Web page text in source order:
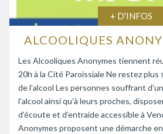
+ D'INFOS
Les Alcooliques Anonymes tiennent
20h à la Cité Paroissiale Ne restez plus
de l’alcool Les personnes souffrant
l’alcool ainsi qu’à leurs proches,
d’écoute et d’entraide accessible à
Anonymes proposent une démarche